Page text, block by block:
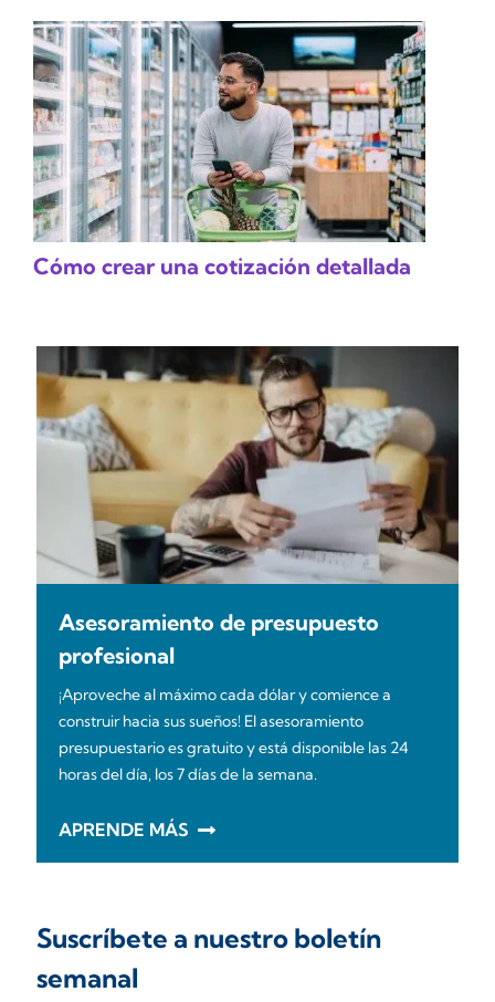
Cómo crear una cotización detallada
Asesoramiento de presupuesto
profesional
¡Aproveche al máximo cada dólar y comience a
construir hacia sus sueños! El asesoramiento
presupuestario es gratuito y está disponible las 24
horas del día, los 7 días de la semana.
APRENDE MÁS
Suscríbete a nuestro boletín
semanal